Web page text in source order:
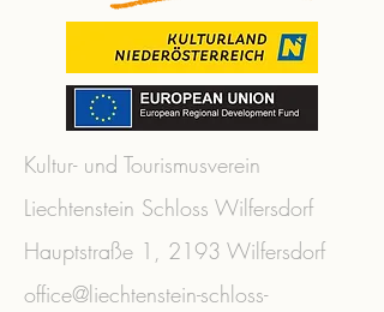
Kultur- und Tourismusverein
Liechtenstein Schloss Wilfersdorf
Hauptstraße 1, 2193 Wilfersdorf
office@liechtenstein-schloss-